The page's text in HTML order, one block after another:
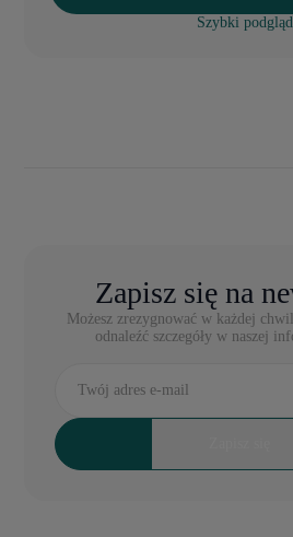
Szybki podgląd
Zapisz się na
Możesz zrezygnować w każdej
odnaleźć szczegóły w naszej